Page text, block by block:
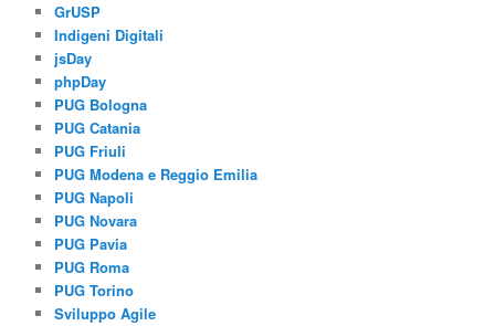
GrUSP
Indigeni Digitali
jsDay
phpDay
PUG Bologna
PUG Catania
PUG Friuli
PUG Modena e Reggio Emilia
PUG Napoli
PUG Novara
PUG Pavia
PUG Roma
PUG Torino
Sviluppo Agile